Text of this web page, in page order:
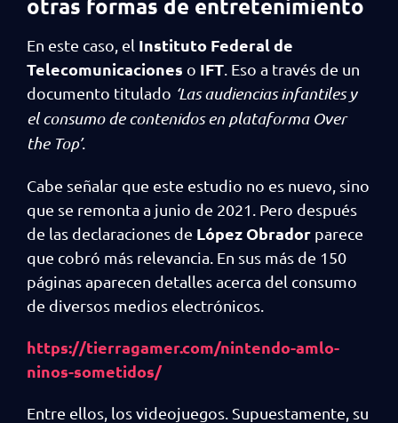
En este caso, el Instituto Federal de
Telecomunicaciones o IFT . Eso a través de un
documento titulado ‘Las audiencias infantiles y
el consumo de contenidos en plataforma Over
the Top’.
Cabe señalar que este estudio no es nuevo, sino
que se remonta a junio de 2021. Pero después
de las declaraciones de López Obrador parece
que cobró más relevancia. En sus más de 150
páginas aparecen detalles acerca del consumo
de diversos medios electrónicos.
https://tierragamer.com/nintendo-amlo-
ninos-sometidos/
Entre ellos, los videojuegos. Supuestamente, su